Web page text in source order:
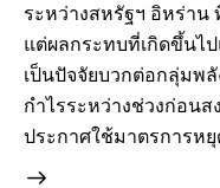
ระหว่างสหรัฐฯ อิหร่า
แต่ผลกระทบที่เกิดขึ้นไป
เป็นปัจจัยบวกต่อกลุ่มพ
กำไรระหว่างช่วงก่อน
ประกาศใช้มาตรการหยุ